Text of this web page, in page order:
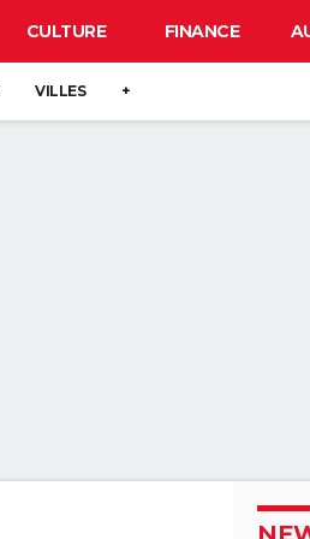
CULTURE FINANCE
VILLES +